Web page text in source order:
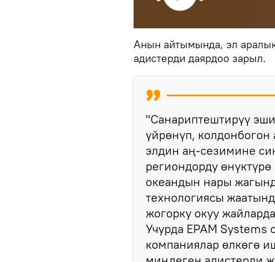
Анын айтымында, эл
адистерди даярдоо зарыл.
"Санариптештирүү
үйрөнүп,
элдин аң-сезимине
региондорду
океандын нары
технологиясы
жогорку окуу
Учурда EPAM Systems
компаниялар өлкөгө